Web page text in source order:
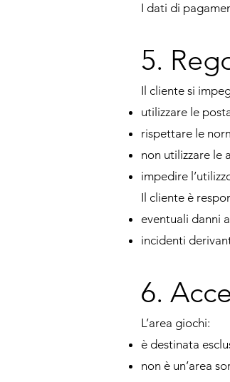
I dati di
5.
Il cliente si
utilizzare le
rispettare le
non utilizzare le
impedire
Il cliente è
eventuali danni
incidenti
6.
L’area giochi:
è destinata
non è un’area